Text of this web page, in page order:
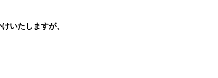
いたしますが、